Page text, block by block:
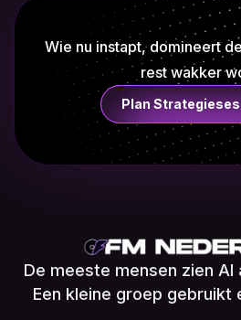
Wie nu instapt, domineert
rest wakker
Plan
De meeste mensen zien AI
Een kleine groep gebruikt